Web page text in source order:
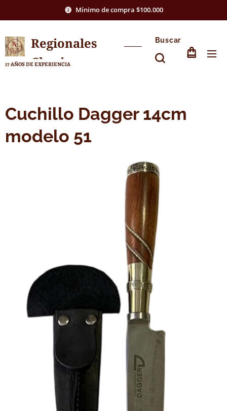
Mínimo de compra $100.000
Regionales
Chasico
17 AÑOS DE EXPERIENCIA
Buscar
Cuchillo Dagger 14cm
modelo 51